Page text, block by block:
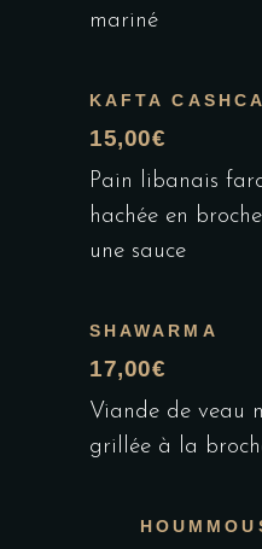
mariné
KAFTA
15,00€
Pain libanais
hachée en
une sauce
SHAWARMA
17,00€
Viande de veau
grillée à la